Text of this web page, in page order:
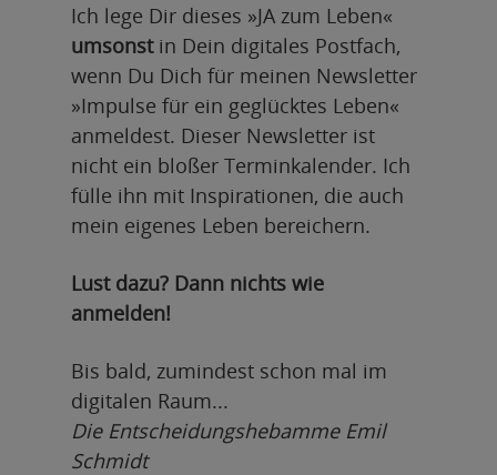
Ich lege Dir dieses »JA zum Leben«
umsonst in Dein digitales Postfach,
wenn Du Dich für meinen Newsletter
»Impulse für ein geglücktes Leben«
anmeldest. Dieser Newsletter ist
nicht ein bloßer Terminkalender. Ich
fülle ihn mit Inspirationen, die auch
mein eigenes Leben bereichern.
Lust dazu? Dann nichts wie
anmelden!
Bis bald, zumindest schon mal im
digitalen Raum...
Die Entscheidungshebamme Emil
Schmidt